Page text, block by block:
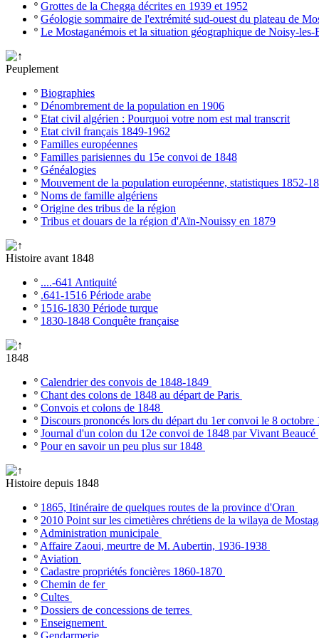
º Grottes de la Chegga décrites en 1939 et 1952
º Géologie sommaire de l'extrémité sud-ouest du plateau de
º Le Mostaganémois et la situation géographique de Noisy-les-
Peuplement
º Biographies
º Dénombrement de la population en 1906
º Etat civil algérien : Pourquoi votre nom est mal transcrit
º Etat civil français 1849-1962
º Familles européennes
º Familles parisiennes du 15e convoi de 1848
º Généalogies
º Mouvement de la population européenne, statistiques 1852-
º Noms de famille algériens
º Origine des tribus de la région
º Tribus et douars de la région d'Aïn-Nouissy en 1879
Histoire avant 1848
º ....-641 Antiquité
º .641-1516 Période arabe
º 1516-1830 Période turque
º 1830-1848 Conquête française
1848
º Calendrier des convois de 1848-1849
º Chant des colons de 1848 au départ de Paris
º Convois et colons de 1848
º Discours prononcés lors du départ du 1er convoi le 8 octobre
º Journal d'un colon du 12e convoi de 1848 par Vivant Beaucé
º Pour en savoir un peu plus sur 1848
Histoire depuis 1848
º 1865, Itinéraire de quelques routes de la province d'Oran
º 2010 Point sur les cimetières chrétiens de la wilaya de
º Administration municipale
º Affaire Zaoui, meurtre de M. Aubertin, 1936-1938
º Aviation
º Cadastre propriétés foncières 1860-1870
º Chemin de fer
º Cultes
º Dossiers de concessions de terres
º Enseignement
º Gendarmerie